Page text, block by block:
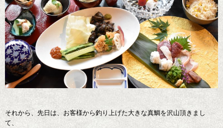
それから、先日は、お客様から釣り上げた大きな真鯛を沢山頂きまし
て、